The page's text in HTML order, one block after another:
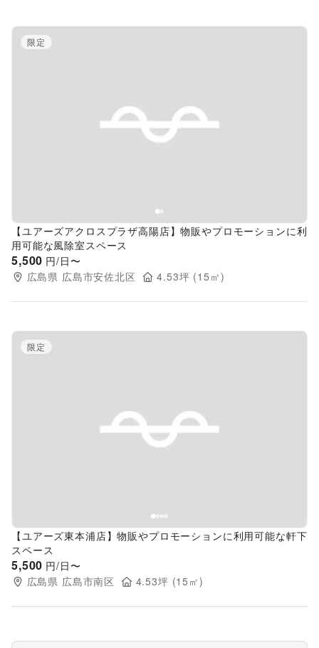
Previous slide
限定
【ユアーズアクロスプラザ高陽店】物販やプロモーションに利
用可能な風除室スペース
5,500 円/日〜
広島県 広島市安佐北区 4.53坪 (15 ㎡)
Previous slide
限定
【ユアーズ東本浦店】物販やプロモーションに利用可能な軒下
スペース
5,500 円/日〜
広島県 広島市南区 4.53坪 (15 ㎡)